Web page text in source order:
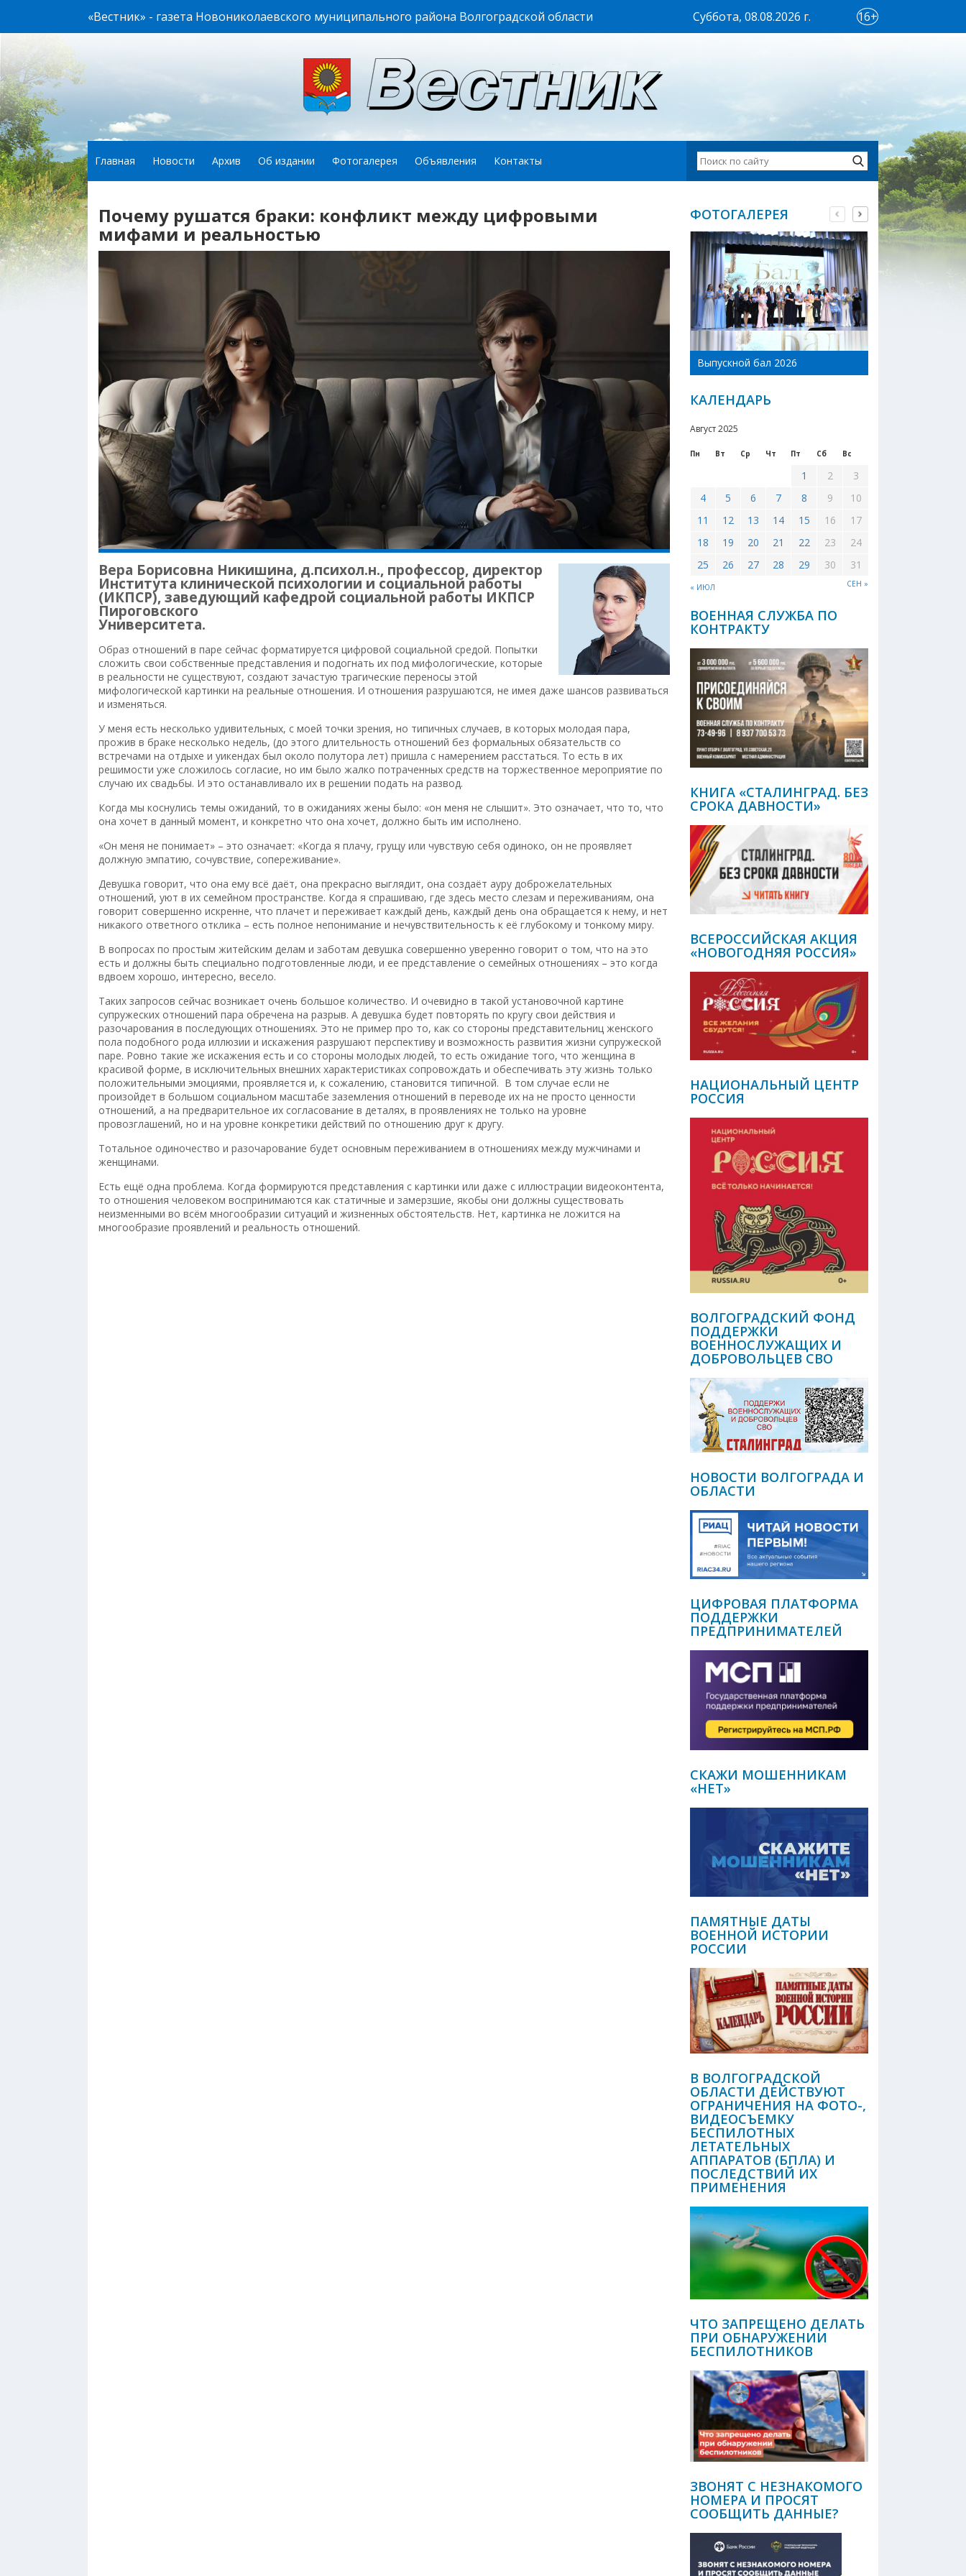
«Вестник» - газета Новониколаевского муниципального района Волгоградской области Суббота, 08.08.2026 г. 16+
Главная Новости Архив Об издании Фотогалерея Объявления Контакты
Почему рушатся браки: конфликт между цифровыми
мифами и реальностью
Вера Борисовна Никишина, д.психол.н., профессор, директор
Института клинической психологии и социальной работы
(ИКПСР), заведующий кафедрой социальной работы ИКПСР
Пироговского
Университета.
Образ отношений в паре сейчас форматируется цифровой социальной средой. Попытки
сложить свои собственные представления и подогнать их под мифологические, которые
в реальности не существуют, создают зачастую трагические переносы этой
мифологической картинки на реальные отношения. И отношения разрушаются, не имея даже шансов развиваться
и изменяться.
У меня есть несколько удивительных, с моей точки зрения, но типичных случаев, в которых молодая пара,
прожив в браке несколько недель, (до этого длительность отношений без формальных обязательств со
встречами на отдыхе и уикендах был около полутора лет) пришла с намерением расстаться. То есть в их
решимости уже сложилось согласие, но им было жалко потраченных средств на торжественное мероприятие по
случаю их свадьбы. И это останавливало их в решении подать на развод.
Когда мы коснулись темы ожиданий, то в ожиданиях жены было: «он меня не слышит». Это означает, что то, что
она хочет в данный момент, и конкретно что она хочет, должно быть им исполнено.
«Он меня не понимает» – это означает: «Когда я плачу, грущу или чувствую себя одиноко, он не проявляет
должную эмпатию, сочувствие, сопереживание».
Девушка говорит, что она ему всё даёт, она прекрасно выглядит, она создаёт ауру доброжелательных
отношений, уют в их семейном пространстве. Когда я спрашиваю, где здесь место слезам и переживаниям, она
говорит совершенно искренне, что плачет и переживает каждый день, каждый день она обращается к нему, и нет
никакого ответного отклика – есть полное непонимание и нечувствительность к её глубокому и тонкому миру.
В вопросах по простым житейским делам и заботам девушка совершенно уверенно говорит о том, что на это
есть и должны быть специально подготовленные люди, и ее представление о семейных отношениях – это когда
вдвоем хорошо, интересно, весело.
Таких запросов сейчас возникает очень большое количество. И очевидно в такой установочной картине
супружеских отношений пара обречена на разрыв. А девушка будет повторять по кругу свои действия и
разочарования в последующих отношениях. Это не пример про то, как со стороны представительниц женского
пола подобного рода иллюзии и искажения разрушают перспективу и возможность развития жизни супружеской
паре. Ровно такие же искажения есть и со стороны молодых людей, то есть ожидание того, что женщина в
красивой форме, в исключительных внешних характеристиках сопровождать и обеспечивать эту жизнь только
положительными эмоциями, проявляется и, к сожалению, становится типичной. В том случае если не
произойдет в большом социальном масштабе заземления отношений в переводе их на не просто ценности
отношений, а на предварительное их согласование в деталях, в проявлениях не только на уровне
провозглашений, но и на уровне конкретики действий по отношению друг к другу.
Тотальное одиночество и разочарование будет основным переживанием в отношениях между мужчинами и
женщинами.
Есть ещё одна проблема. Когда формируются представления с картинки или даже с иллюстрации видеоконтента,
то отношения человеком воспринимаются как статичные и замерзшие, якобы они должны существовать
неизменными во всём многообразии ситуаций и жизненных обстоятельств. Нет, картинка не ложится на
многообразие проявлений и реальность отношений.
ФОТОГАЛЕРЕЯ
Выпускной бал 2026
КАЛЕНДАРЬ
Август 2025
Пн Вт Ср Чт Пт Сб Вс
« ИЮЛ СЕН »
1 2
3
4
5 6 7 8 9
10
11
12 13 14 15 16
17
18
19 20 21 22 23
24
25
26 27 28 29 30 31
ВОЕННАЯ СЛУЖБА ПО
КОНТРАКТУ
КНИГА «СТАЛИНГРАД. БЕЗ
СРОКА ДАВНОСТИ»
ВСЕРОССИЙСКАЯ АКЦИЯ
«НОВОГОДНЯЯ РОССИЯ»
НАЦИОНАЛЬНЫЙ ЦЕНТР
РОССИЯ
ВОЛГОГРАДСКИЙ ФОНД
ПОДДЕРЖКИ
ВОЕННОСЛУЖАЩИХ И
ДОБРОВОЛЬЦЕВ СВО
НОВОСТИ ВОЛГОГРАДА И
ОБЛАСТИ
ЦИФРОВАЯ ПЛАТФОРМА
ПОДДЕРЖКИ
ПРЕДПРИНИМАТЕЛЕЙ
СКАЖИ МОШЕННИКАМ
«НЕТ»
ПАМЯТНЫЕ ДАТЫ
ВОЕННОЙ ИСТОРИИ
РОССИИ
В ВОЛГОГРАДСКОЙ
ОБЛАСТИ ДЕЙСТВУЮТ
ОГРАНИЧЕНИЯ НА ФОТО-,
ВИДЕОСЪЕМКУ
БЕСПИЛОТНЫХ
ЛЕТАТЕЛЬНЫХ
АППАРАТОВ (БПЛА) И
ПОСЛЕДСТВИЙ ИХ
ПРИМЕНЕНИЯ
ЧТО ЗАПРЕЩЕНО ДЕЛАТЬ
ПРИ ОБНАРУЖЕНИИ
БЕСПИЛОТНИКОВ
ЗВОНЯТ С НЕЗНАКОМОГО
НОМЕРА И ПРОСЯТ
СООБЩИТЬ ДАННЫЕ?